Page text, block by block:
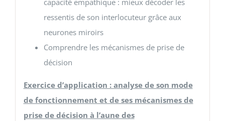
capacité empathique : mieux décoder les
ressentis de son interlocuteur grâce aux
neurones miroirs
Comprendre les mécanismes de prise de
décision
Exercice d’application : analyse de son mode
de fonctionnement et de ses mécanismes de
prise de décision à l’aune des